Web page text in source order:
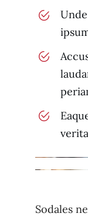
Sodales